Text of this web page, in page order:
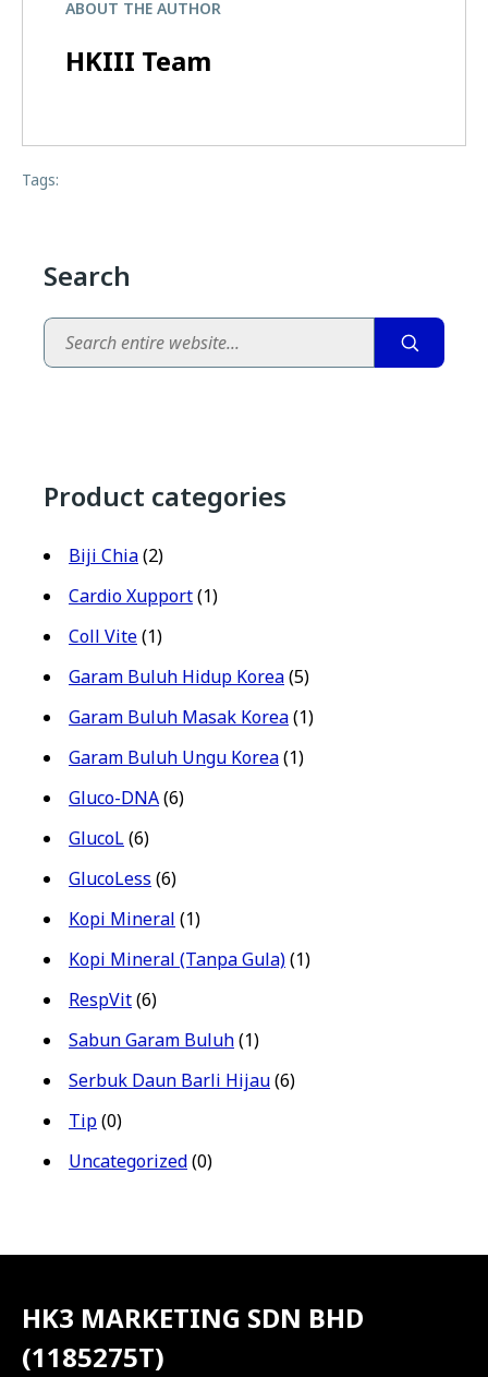
ABOUT THE AUTHOR
HKIII Team
Tags:
Search
Search
Product categories
Biji Chia(2)
Cardio Xupport(1)
Coll Vite(1)
Garam Buluh Hidup Korea(5)
Garam Buluh Masak Korea(1)
Garam Buluh Ungu Korea(1)
Gluco-DNA(6)
GlucoL(6)
GlucoLess (6)
Kopi Mineral (1)
Kopi Mineral (Tanpa Gula)(1)
RespVit(6)
Sabun Garam Buluh(1)
Serbuk Daun Barli Hijau(6)
Tip(0)
Uncategorized(0)
HK3 MARKETING SDN BHD
(1185275T)